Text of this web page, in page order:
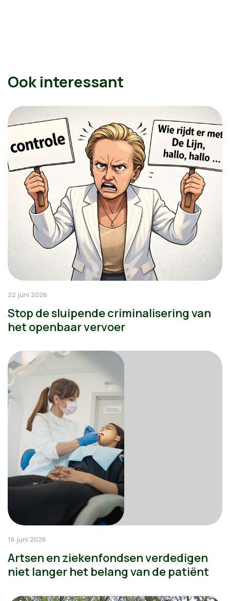
Ook interessant
22 juni 2026
Stop de sluipende criminalisering van
het openbaar vervoer
16 juni 2026
Artsen en ziekenfondsen verdedigen
niet langer het belang van de patiënt